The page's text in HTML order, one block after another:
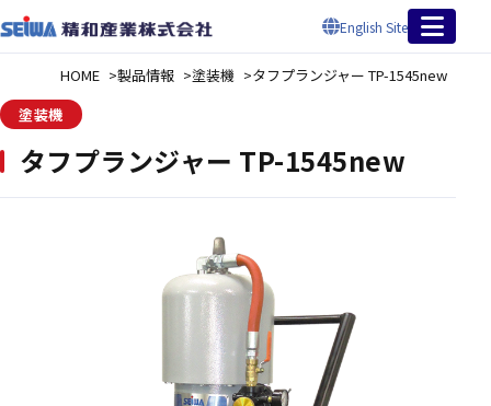
English Site
HOME 製品情報 塗装機
タフプランジャー TP-1545new
塗装機
タフプランジャー TP-1545new